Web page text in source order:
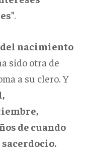
.
nacimiento
sido otra de
a su clero. Y
de cuando